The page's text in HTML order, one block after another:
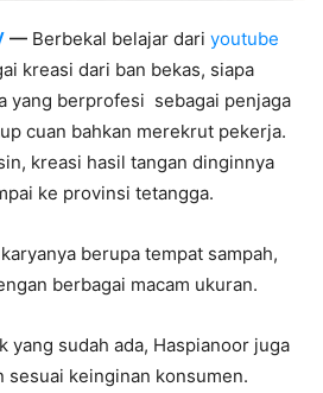
— Berbekal belajar dari youtube
kreasi dari ban bekas, siapa
yang berprofesi sebagai penjaga
cuan bahkan merekrut pekerja.
kreasi hasil tangan dinginnya
ke provinsi tetangga.
berupa tempat sampah,
berbagai macam ukuran.
yang sudah ada, Haspianoor juga
sesuai keinginan konsumen.